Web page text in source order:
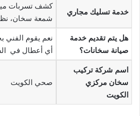
خدمة تسليك مجاري
كشف تسربات
شمعة سخان،
هل يتم تقديم خدمة
صيانة سخانات؟
نعم يقوم الفني
أي أعطال في
اسم شركة تركيب
سخان مركزي
الكويت
صحي الكويت